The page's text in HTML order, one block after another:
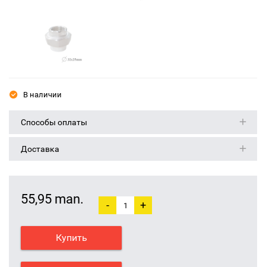
В наличии
Способы оплаты
Доставка
55,95 man. - +
Купить